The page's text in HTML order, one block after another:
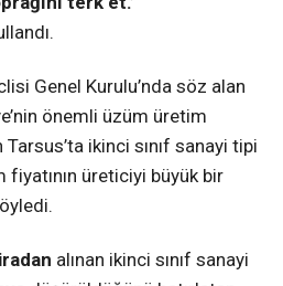
Genel Kurulu’nda söz alan
önemli üzüm üretim
ikinci sınıf sanayi tipi
fiyatının üreticiyi büyük bir
alınan ikinci sınıf sanayi